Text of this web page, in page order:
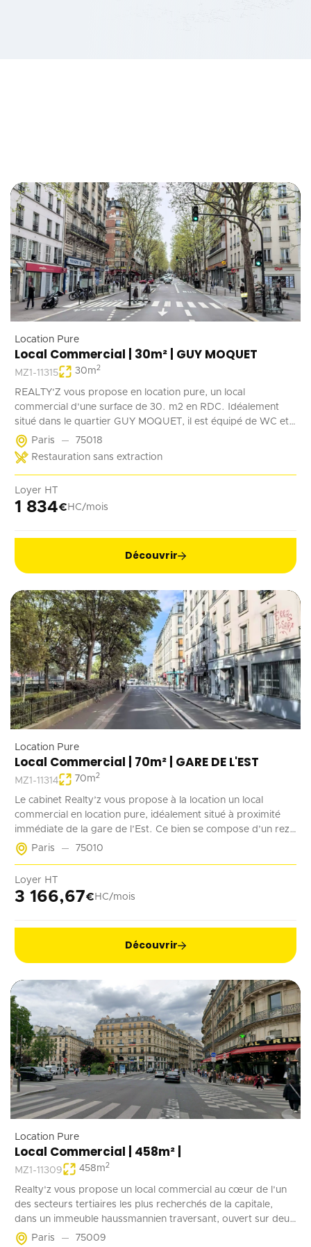
Location Pure
Local Commercial | 30m² | GUY MOQUET
MZ1-11315 30m2
REALTY'Z vous propose en location pure, un local
commercial d'une surface de 30. m2 en RDC. Idéalement
situé dans le quartier GUY MOQUET, il est équipé de WC et
d'un point d'eau. Il convient parfaitement à une activité de
coffee shop, barber, alimentation ...
Paris
75018
Restauration sans extraction
Loyer HT
1 834€ HC/mois
Découvrir
Location Pure
Local Commercial | 70m² | GARE DE L'EST
MZ1-11314 70m2
Le cabinet Realty’z vous propose à la location un local
commercial en location pure, idéalement situé à proximité
immédiate de la gare de l’Est. Ce bien se compose d’un rez-
de-chaussée de 70 m² accessible à la fois depuis la rue et les
parties communes de l’immeuble. Deux emplacements de
rénové, ce local est adapté à tout type d’activité ne générant
pas de nuisances.
Paris 75010
Loyer HT
3 166,67€ HC/mois
Découvrir
Location Pure
Local Commercial | 458m² |
MZ1-11309 458m2
Realty'z vous propose un local commercial au cœur de l'un
des secteurs tertiaires les plus recherchés de la capitale,
dans un immeuble haussmannien traversant, ouvert sur deux
rues, D'une surface totale d'environ 458 m², répartis entre un
Paris
75009